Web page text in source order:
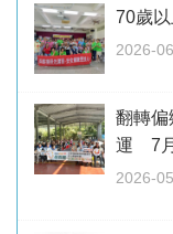
70歲
2026-
翻轉偏
運 7
2026-